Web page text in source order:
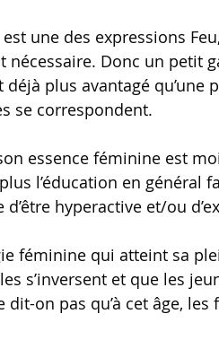
une des expressions
nécessaire. Donc un petit
déjà plus avantagé
se correspondent.
essence féminine est
l’éducation en général
hyperactive et/ou
féminine qui atteint sa
s’inversent et que les
dit-on pas qu’à cet âge,